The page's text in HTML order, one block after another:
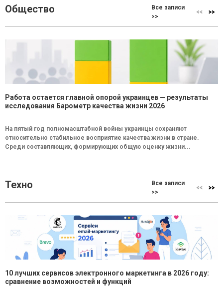
Общество
Все записи
>>
Работа остается главной опорой украинцев — результаты
исследования Барометр качества жизни 2026
На пятый год полномасштабной войны украинцы сохраняют
относительно стабильное восприятие качества жизни в стране.
Среди составляющих, формирующих общую оценку жизни...
Техно
Все записи
>>
10 лучших сервисов электронного маркетинга в 2026 году:
сравнение возможностей и функций